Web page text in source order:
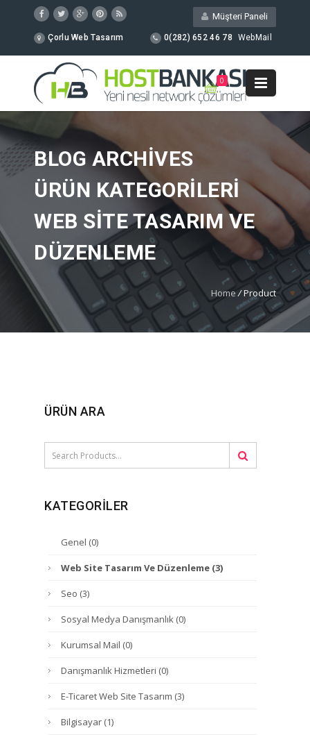
Müşteri Paneli
Çorlu Web Tasarım 0(282) 652 46 78 WebMail
0
BLOG ARCHIVES
ÜRÜN KATEGORILERI
WEB SITE TASARIM VE
DÜZENLEME
Home /Product
ÜRÜN ARA
KATEGORILER
Genel (0)
Web Site Tasarım Ve Düzenleme (3)
Seo (3)
Sosyal Medya Danışmanlık (0)
Kurumsal Mail (0)
Danışmanlık Hizmetleri (0)
E-Ticaret Web Site Tasarım (3)
Bilgisayar (1)